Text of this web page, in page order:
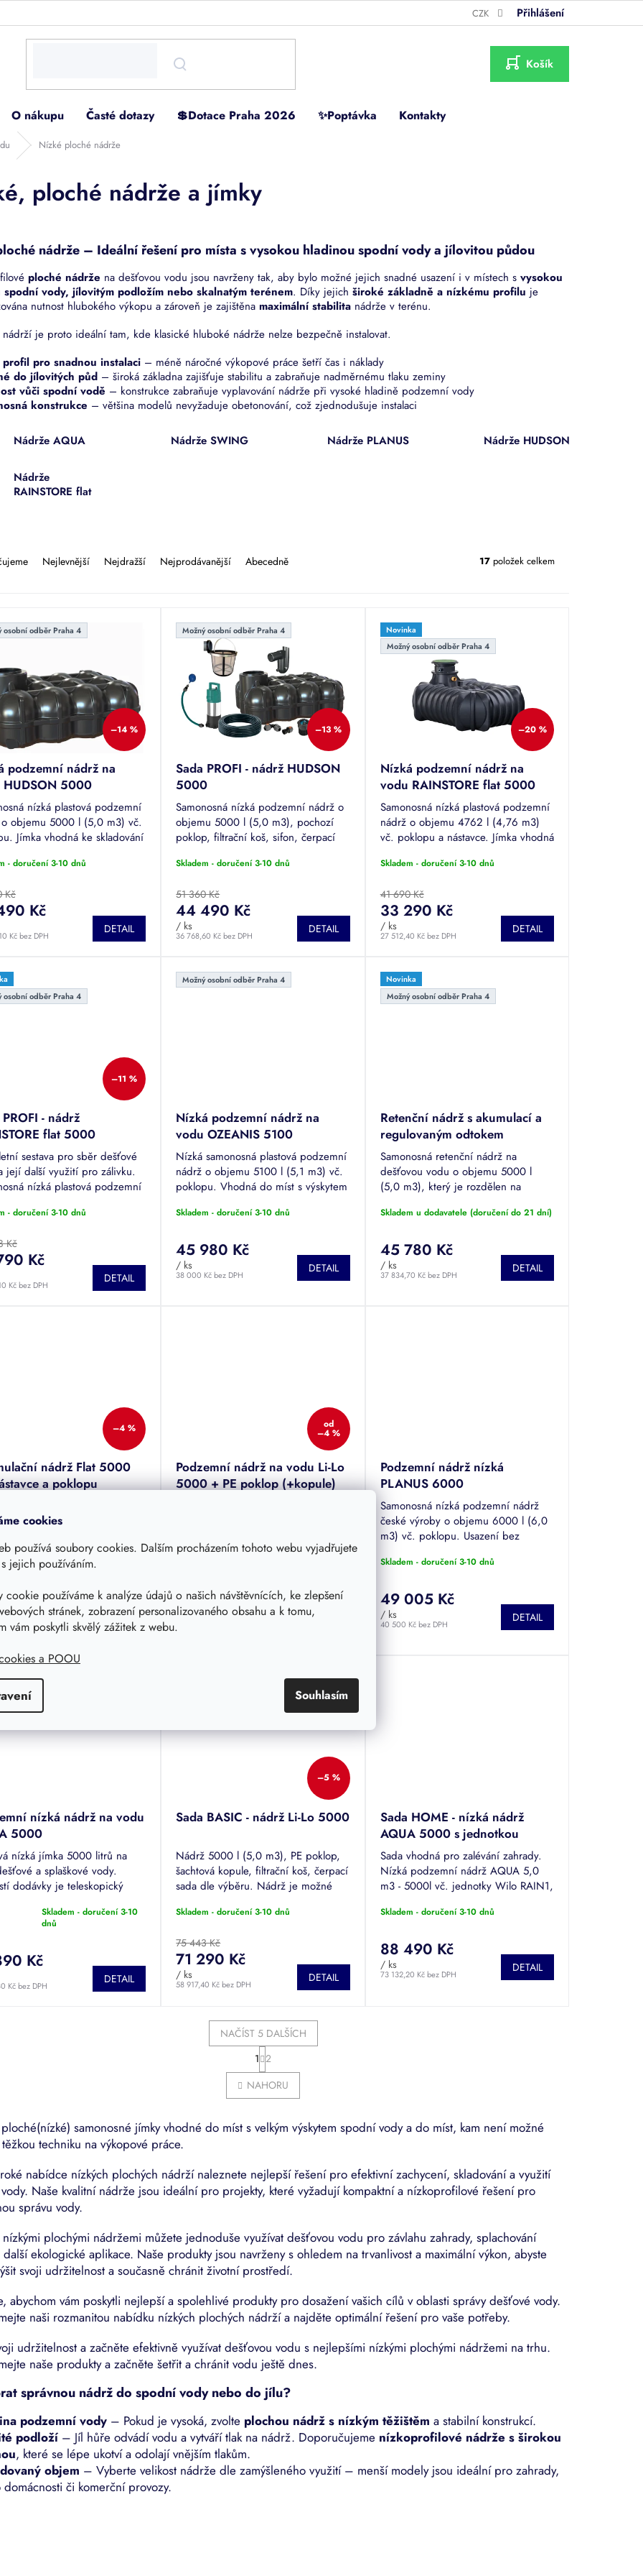
cookies
používá soubory cookies. Dalším procházením tohoto webu vyjadřujete
jejich používáním.
cookie používáme k analýze údajů o našich návštěvnících, ke zlepšení
stránek, zobrazení personalizovaného obsahu a k tomu,
vám poskytli skvělý zážitek z webu.
a POOU
Souhlasím
CZK Přihlášení
NÁKUPNÍ
KOŠÍK
O nákupu Časté dotazy 💲Dotace Praha 2026 ✨Poptávka Kontakty
Nízké ploché nádrže
ploché nádrže a jímky
nádrže – Ideální řešení pro místa s vysokou hladinou spodní vody a jílovitou půdou
ploché nádrže na dešťovou vodu jsou navrženy tak, aby bylo možné jejich snadné usazení i v místech s vysokou
spodní vody, jílovitým podložím nebo skalnatým terénem. Díky jejich široké základně a nízkému profilu je
nutnost hlubokého výkopu a zároveň je zajištěna maximální stabilita nádrže v terénu.
nádrží je proto ideální tam, kde klasické hluboké nádrže nelze bezpečně instalovat.
pro snadnou instalaci – méně náročné výkopové práce šetří čas i náklady
do jílovitých půd – široká základna zajišťuje stabilitu a zabraňuje nadměrnému tlaku zeminy
vůči spodní vodě – konstrukce zabraňuje vyplavování nádrže při vysoké hladině podzemní vody
konstrukce – většina modelů nevyžaduje obetonování, což zjednodušuje instalaci
Nádrže AQUA Nádrže SWING Nádrže PLANUS Nádrže HUDSON
Nádrže
RAINSTORE flat
Nejlevnější Nejdražší Nejprodávanější Abecedně 17 položek celkem
osobní odběr Praha 4
–14 %
podzemní nádrž na
HUDSON 5000
nízká plastová podzemní
objemu 5000 l (5,0 m3) vč.
Jímka vhodná ke skladování
pojíždět.
- doručení 3-10 dnů
Kč
Kč bez DPH
Kč
DETAIL
Možný osobní odběr Praha 4
–13 %
Sada PROFI - nádrž HUDSON
5000
Samonosná nízká podzemní nádrž o
objemu 5000 l (5,0 m3), pochozí
poklop, filtrační koš, sifon, čerpací
hadice o délce 25 m, spojek a
Skladem - doručení 3-10 dnů
51 360 Kč
36 768,60 Kč bez DPH
44 490 Kč
/ ks DETAIL
Novinka
Možný osobní odběr Praha 4
–20 %
Nízká podzemní nádrž na
vodu RAINSTORE flat 5000
Samonosná nízká plastová podzemní
nádrž o objemu 4762 l (4,76 m3)
vč. poklopu a nástavce. Jímka vhodná
vody.
Skladem - doručení 3-10 dnů
41 690 Kč
27 512,40 Kč bez DPH
33 290 Kč
/ ks DETAIL
osobní odběr Praha 4
–11 %
- nádrž
flat 5000
sestava pro sběr dešťové
její další využití pro zálivku.
nízká plastová podzemní
poklop, filtrační...
- doručení 3-10 dnů
Kč
Kč bez DPH
Kč
DETAIL
Možný osobní odběr Praha 4
Nízká podzemní nádrž na
vodu OZEANIS 5100
Nízká samonosná plastová podzemní
nádrž o objemu 5100 l (5,1 m3) vč.
poklopu. Vhodná do míst s výskytem
vhodná ke skladování dešťové či...
Skladem - doručení 3-10 dnů
38 000 Kč bez DPH
45 980 Kč
/ ks DETAIL
Novinka
Možný osobní odběr Praha 4
Retenční nádrž s akumulací a
regulovaným odtokem
HUDSON 5000
Samonosná retenční nádrž na
dešťovou vodu o objemu 5000 l
(5,0 m3), který je rozdělen na
regulovaným odtokem) a akumulační
Skladem u dodavatele (doručení do 21 dní)
37 834,70 Kč bez DPH
45 780 Kč
/ ks DETAIL
–4 %
nádrž Flat 5000
a poklopu
a samonosné. Jejich
tvaru je jejich instalace
V ceně je poklop
- doručení 3-10 dnů
Kč
bez DPH
Kč
DETAIL
od
–4 %
Podzemní nádrž na vodu Li­-Lo
5000 + PE poklop (+kopule)
66 066 Kč
od 52 008,30 Kč bez DPH
od62 930 Kč
Podzemní nádrž nízká
PLANUS 6000
Samonosná nízká podzemní nádrž
české výroby o objemu 6000 l (6,0
m3) vč. poklopu. Usazení bez
řešení pro využívání dešťové vody ze
Skladem - doručení 3-10 dnů
40 500 Kč bez DPH
49 005 Kč
/ ks DETAIL
nízká nádrž na vodu
5000
nízká jímka 5000 litrů na
a splaškové vody.
dodávky je teleskopický
do míst se spodní vodou,
Skladem - doručení 3-10
dnů
Kč bez DPH
Kč
DETAIL
–5 %
Sada BASIC - nádrž Li-Lo 5000
Nádrž 5000 l (5,0 m3), PE poklop,
šachtová kopule, filtrační koš, čerpací
sada dle výběru. Nádrž je možné
do 3,5t.
Skladem - doručení 3-10 dnů
75 443 Kč
58 917,40 Kč bez DPH
71 290 Kč
/ ks DETAIL
Sada HOME - nízká nádrž
AQUA 5000 s jednotkou
WILO Rain-1
Sada vhodná pro zalévání zahrady.
Nízká podzemní nádrž AQUA 5,0
m3 - 5000l vč. jednotky Wilo RAIN1,
sběr dešťové vody a její další
Skladem - doručení 3-10 dnů
73 132,20 Kč bez DPH
88 490 Kč
/ ks DETAIL
O
v
l
d
a
p
r
v
y
v
ý
p
s
u
NAČÍST 5 DALŠÍCH
S
t
r
á
n
o
v
í
1 2
NAHORU
ploché(nízké) samonosné jímky vhodné do míst s velkým výskytem spodní vody a do míst, kam není možné
techniku na výkopové práce.
nabídce nízkých plochých nádrží naleznete nejlepší řešení pro efektivní zachycení, skladování a využití
Naše kvalitní nádrže jsou ideální pro projekty, které vyžadují kompaktní a nízkoprofilové řešení pro
správu vody.
nízkými plochými nádržemi můžete jednoduše využívat dešťovou vodu pro závlahu zahrady, splachování
ekologické aplikace. Naše produkty jsou navrženy s ohledem na trvanlivost a maximální výkon, abyste
svoji udržitelnost a současně chránit životní prostředí.
abychom vám poskytli nejlepší a spolehlivé produkty pro dosažení vašich cílů v oblasti správy dešťové vody.
naši rozmanitou nabídku nízkých plochých nádrží a najděte optimální řešení pro vaše potřeby.
udržitelnost a začněte efektivně využívat dešťovou vodu s nejlepšími nízkými plochými nádržemi na trhu.
naše produkty a začněte šetřit a chránit vodu ještě dnes.
správnou nádrž do spodní vody nebo do jílu?
podzemní vody – Pokud je vysoká, zvolte plochou nádrž s nízkým těžištěm a stabilní konstrukcí.
podloží – Jíl hůře odvádí vodu a vytváří tlak na nádrž. Doporučujeme nízkoprofilové nádrže s širokou
, které se lépe ukotví a odolají vnějším tlakům.
objem – Vyberte velikost nádrže dle zamýšleného využití – menší modely jsou ideální pro zahrady,
či komerční provozy.